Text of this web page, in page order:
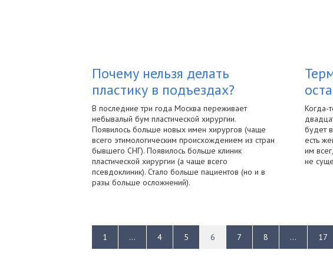
Почему нельзя делать
пластику в подъездах?
В последние три года Москва переживает
небывалый бум пластической хирургии.
Появилось больше новых имен хирургов (чаще
всего этимологическим происхождением из стран
бывшего СНГ). Появилось больше клиник
пластической хирургии (а чаще всего
псевдоклиник). Стало больше пациентов (но и в
разы больше осложнений).
Когда-
будет
есть
им
не
1 ... 4 5 6 7 8 ... 17